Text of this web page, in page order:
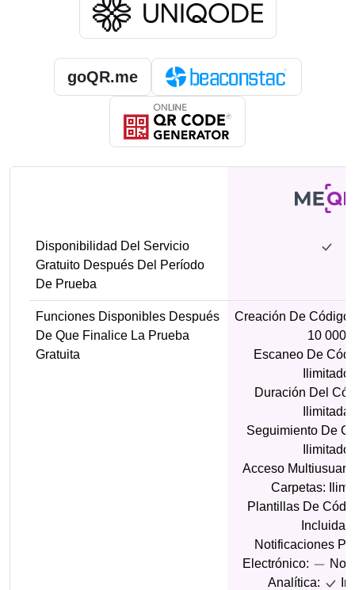
goQR.me
Disponibilidad Del Servicio
Gratuito Después Del Período
De Prueba
Funciones Disponibles Después
De Que Finalice La Prueba
Gratuita
Creación De
10 000
Escaneo De
Ilimitado
Duración Del
Ilimitada
Seguimiento De
Ilimitado
Acceso
Carpetas:
Plantillas De
Incluidas
Notificaciones
Electrónico:
No
Analítica: